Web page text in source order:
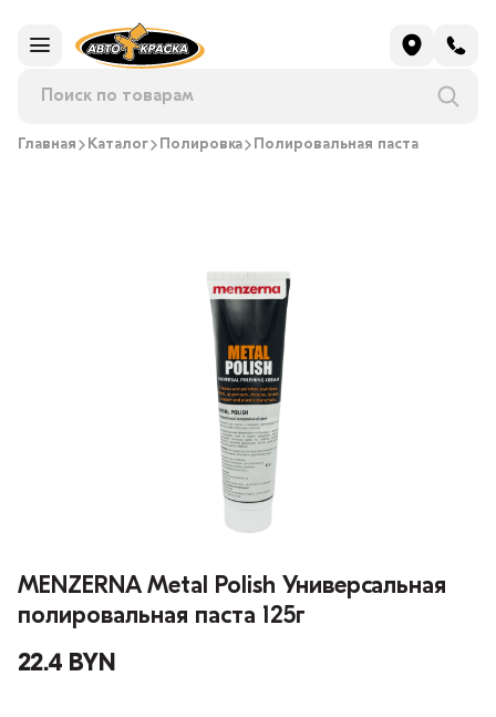
Главная Каталог Полировка Полировальная паста
MENZERNA Metal Polish Универсальная
полировальная паста 125г
22.4 BYN